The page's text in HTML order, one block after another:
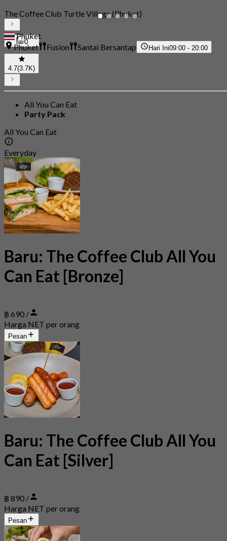
0
The Coffee Club Turtle Village (Phuket)
Phuket
Phuket
Fusion Santai Bersantap Hari Ini09:00 - 20:00
4.7(3.7K)
All You Can Eat
Party Pack
All You Can Eat
Everyday
Baru: The Coffee Club All You
Can Eat [Bronze]
฿ 690 /
Harga NET per orang
Pesan
Baru: The Coffee Club All You
Can Eat [Silver]
฿ 890 /
Harga NET per orang
Pesan